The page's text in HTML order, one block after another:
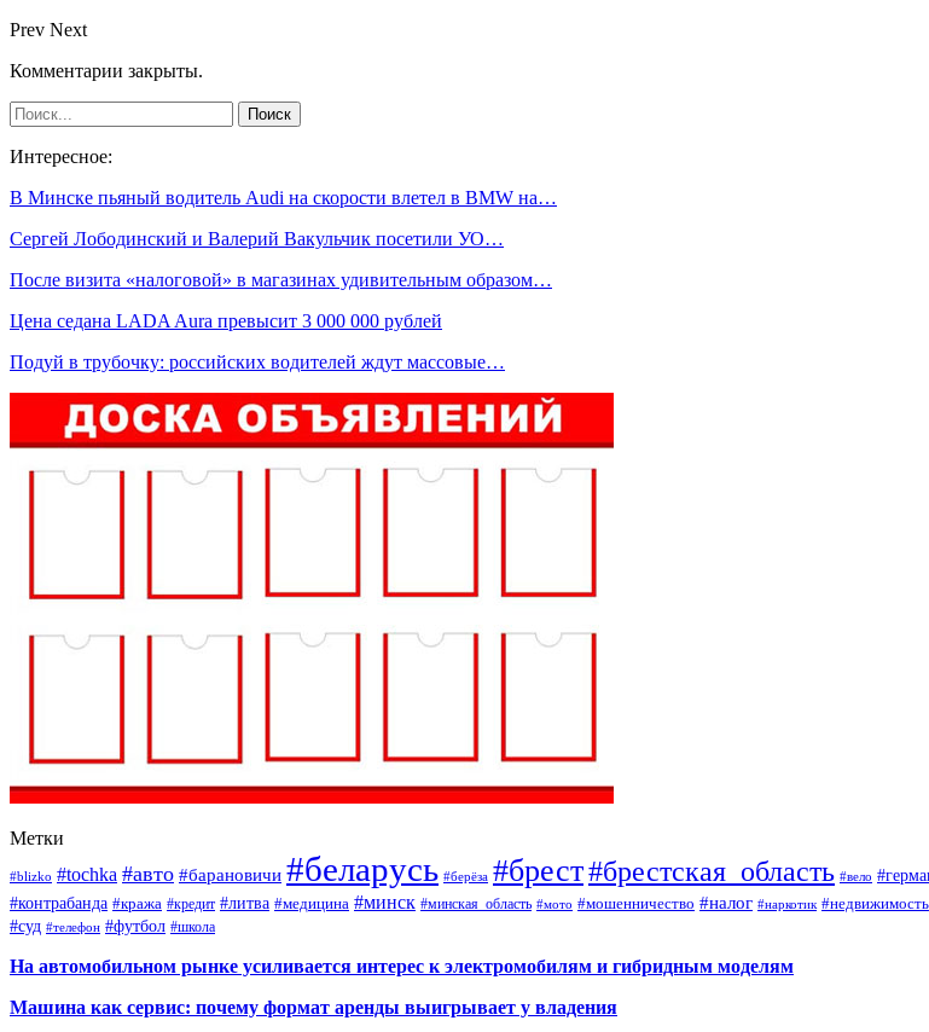
Prev Next
Комментарии закрыты.
Интересное:
В Минске пьяный водитель Audi на скорости влетел в BMW на…
Сергей Лободинский и Валерий Вакульчик посетили УО…
После визита «налоговой» в магазинах удивительным образом…
Цена седана LADA Aura превысит 3 000 000 рублей
Подуй в трубочку: российских водителей ждут массовые…
Метки
#blizko #tochka #авто #барановичи #беларусь #берёза #брест#брестская_область #вело
#контрабанда #кража #кредит #литва #медицина #минск #минская_область #мото #мошенничество #налог #наркотик #недвижимость
#суд #телефон #футбол #школа
На автомобильном рынке усиливается интерес к электромобилям и гибридным моделям
Машина как сервис: почему формат аренды выигрывает у владения